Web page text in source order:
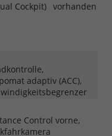
Cockpit) vorhanden
adaptiv (ACC),
Control vorne,